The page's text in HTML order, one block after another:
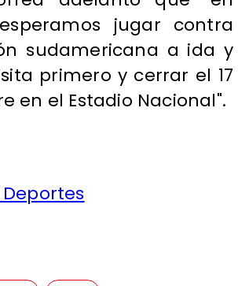
jugar contra
sudamericana a ida y
primero y cerrar el 17
en el Estadio Nacional".
Deportes